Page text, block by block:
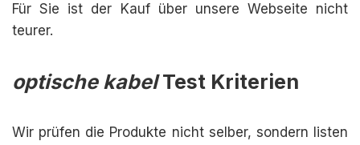
Für Sie ist der Kauf über unsere Webseite nicht
teurer.
optische kabelTest Kriterien
Wir prüfen die Produkte nicht selber, sondern listen